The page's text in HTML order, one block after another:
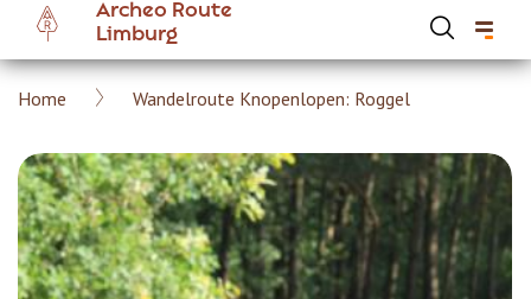
Overslaan
naar
gaan
Archeo Route
Limburg
Kruimelpad
Home Wandelroute Knopenlopen: Roggel